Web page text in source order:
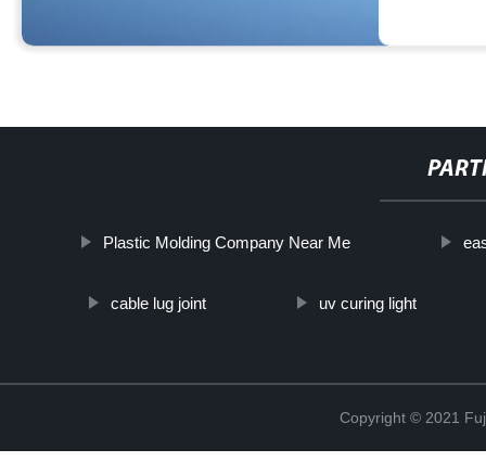
Plastic Molding Company Near Me
cable lug joint uv curing light
Copyright © 2021